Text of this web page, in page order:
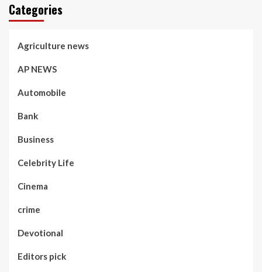
Categories
Agriculture news
AP NEWS
Automobile
Bank
Business
Celebrity Life
Cinema
crime
Devotional
Editors pick